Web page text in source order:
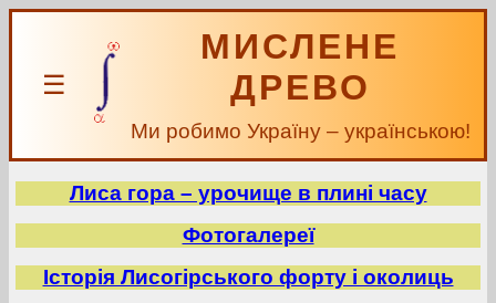
☰
МИСЛЕНЕ
ДРЕВО
Ми робимо Україну – українською!
Лиса гора – урочище в плині часу
Фотогалереї
Історія Лисогірського форту і околиць